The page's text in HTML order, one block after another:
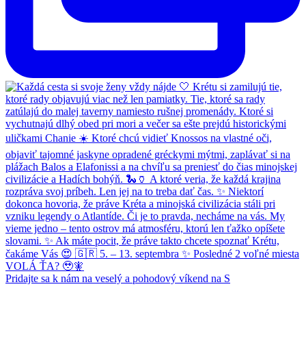
Pridajte sa k nám na veselý a pohodový víkend na S